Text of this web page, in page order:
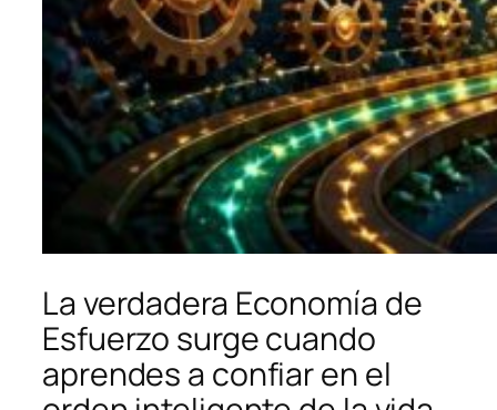
La verdadera Economía de
Esfuerzo surge cuando
aprendes a confiar en el